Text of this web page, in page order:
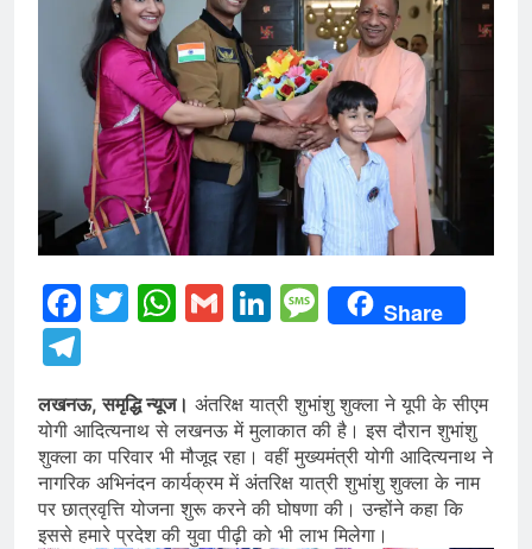
Facebook
Twitter
WhatsApp
GmailLinkedIn
Message
Share
लखनऊ, समृद्धि न्यूज। अंतरिक्ष यात्री शुभांशु शुक्ला ने यूपी के सीएम
योगी आदित्यनाथ से लखनऊ में मुलाकात की है। इस दौरान शुभांशु
शुक्ला का परिवार भी मौजूद रहा। वहीं मुख्यमंत्री योगी आदित्यनाथ ने
नागरिक अभिनंदन कार्यक्रम में अंतरिक्ष यात्री शुभांशु शुक्ला के नाम
पर छात्रवृत्ति योजना शुरू करने की घोषणा की। उन्होंने कहा कि
इससे हमारे प्रदेश की युवा पीढ़ी को भी लाभ मिलेगा।